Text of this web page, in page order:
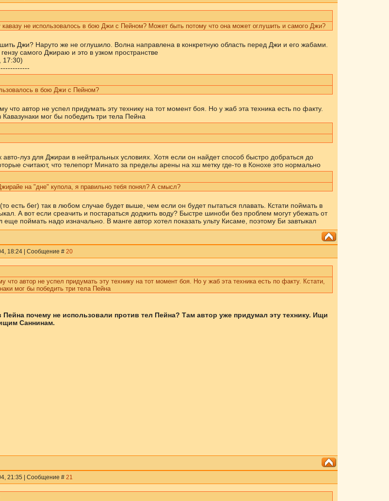
не использовалось в бою Джи с Пейном? Может быть потому что она может оглушить и самого Джи?
Джи? Наруто же не оглушило. Волна направлена в конкретную область перед Джи и его жабами.
самого Джираю и это в узком пространстве
17:30)
в бою Джи с Пейном?
что автор не успел придумать эту технику на тот момент боя. Но у жаб эта техника есть по факту.
мог бы победить три тела Пейна
авто-луз для Джираи в нейтральных условиях. Хотя если он найдет способ быстро добраться до
считают, что телепорт Минато за пределы арены на хш метку где-то в Конохе это нормально
на "дне" купола, я правильно тебя понял? А смысл?
есть бег) так в любом случае будет выше, чем если он будет пытаться плавать. Кстати поймать в
А вот если среачить и постараться доджить воду? Быстре шиноби без проблем могут убежать от
еще поймать надо изначально. В манге автор хотел показать ульту Кисаме, поэтому Би завтыкал
18:24 | Сообщение # 20
что автор не успел придумать эту технику на тот момент боя. Но у жаб эта техника есть по факту. Кстати,
мог бы победить три тела Пейна
почему не использовали против тел Пейна? Там автор уже придумал эту технику. Ищи
Саннинам.
21:35 | Сообщение # 21